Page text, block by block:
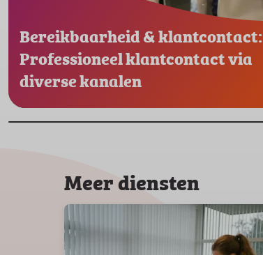
Bereikbaarheid & klantcontact:
Professioneel klantcontact via
diverse kanalen
Meer diensten